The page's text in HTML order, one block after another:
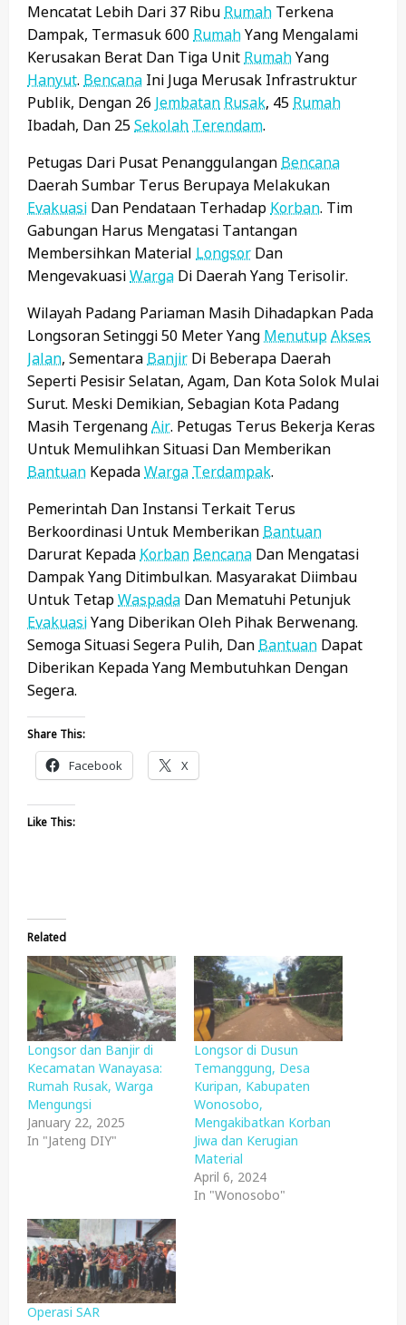
Mencatat Lebih Dari 37 Ribu Rumah Terkena
Dampak, Termasuk 600 RumahYang Mengalami
Kerusakan Berat Dan Tiga Unit RumahYang
Hanyut. Bencana Ini Juga Merusak Infrastruktur
Publik, Dengan 26 Jembatan Rusak, 45 Rumah
Ibadah, Dan 25Sekolah Terendam.
Petugas Dari Pusat Penanggulangan Bencana
Daerah Sumbar Terus Berupaya Melakukan
Evakuasi Dan Pendataan Terhadap Korban. Tim
Gabungan Harus Mengatasi Tantangan
Membersihkan Material Longsor Dan
MengevakuasiWarga Di Daerah Yang Terisolir.
Wilayah Padang Pariaman Masih Dihadapkan Pada
Longsoran Setinggi 50 Meter Yang MenutupAkses
Jalan, Sementara Banjir Di Beberapa Daerah
Seperti Pesisir Selatan, Agam, Dan Kota Solok Mulai
Surut. Meski Demikian, Sebagian Kota Padang
Masih TergenangAir. Petugas Terus Bekerja Keras
Untuk Memulihkan Situasi Dan Memberikan
Bantuan KepadaWarga Terdampak.
Pemerintah Dan Instansi Terkait Terus
Berkoordinasi Untuk Memberikan Bantuan
Darurat Kepada Korban Bencana Dan Mengatasi
Dampak Yang Ditimbulkan. Masyarakat Diimbau
Untuk TetapWaspada Dan Mematuhi Petunjuk
EvakuasiYang Diberikan Oleh Pihak Berwenang.
Semoga Situasi Segera Pulih, Dan Bantuan Dapat
Diberikan Kepada Yang Membutuhkan Dengan
Segera.
Share This:
Facebook X
Like This:
Related
Longsor dan Banjir di
Kecamatan Wanayasa:
Rumah Rusak, Warga
Mengungsi
January 22, 2025
In "Jateng DIY"
Longsor di Dusun
Temanggung, Desa
Kuripan, Kabupaten
Wonosobo,
Mengakibatkan Korban
Jiwa dan Kerugian
Material
April 6, 2024
In "Wonosobo"
Operasi SAR